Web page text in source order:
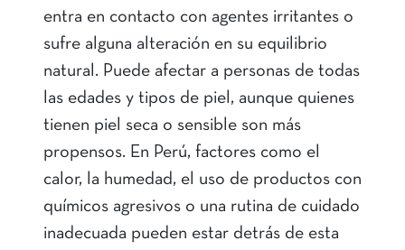
entra en contacto con agentes irritantes o
sufre alguna alteración en su equilibrio
natural. Puede afectar a personas de todas
las edades y tipos de piel, aunque quienes
tienen piel seca o sensible son más
propensos. En Perú, factores como el
calor, la humedad, el uso de productos con
químicos agresivos o una rutina de cuidado
inadecuada pueden estar detrás de esta